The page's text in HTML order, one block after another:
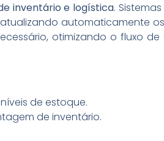
inventário e logística.
automaticamente
otimizando o fluxo
de estoque.
de inventário.